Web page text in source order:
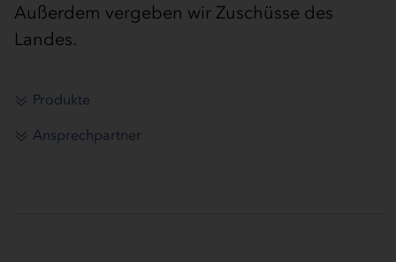
Außerdem vergeben wir Zuschüsse des
Landes.
Produkte
Ansprechpartner